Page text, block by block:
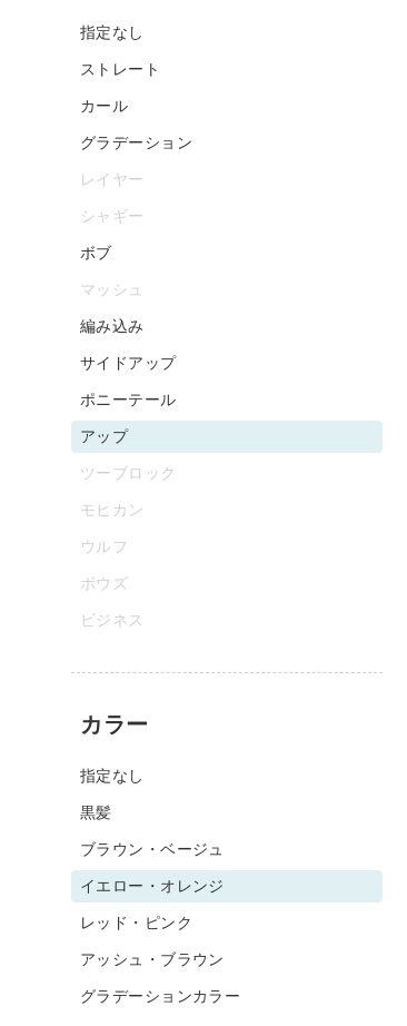
指定なし
ストレート
カール
グラデーション
レイヤー
シャギー
ボブ
マッシュ
編み込み
サイドアップ
ポニーテール
アップ
ツーブロック
モヒカン
ウルフ
ボウズ
ビジネス
カラー
指定なし
黒髪
ブラウン・ベージュ
イエロー・オレンジ
レッド・ピンク
アッシュ・ブラウン
グラデーションカラー